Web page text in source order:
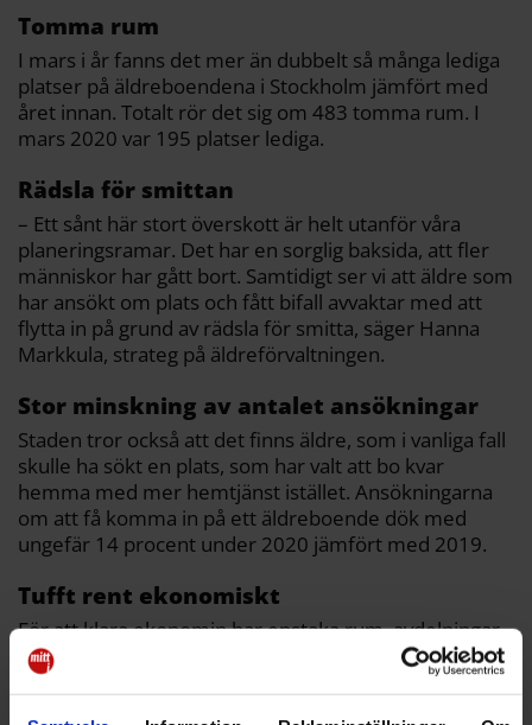
Tomma rum
I mars i år fanns det mer än dubbelt så många lediga
platser på äldreboendena i Stockholm jämfört med
året innan. Totalt rör det sig om 483 tomma rum. I
mars 2020 var 195 platser lediga.
Rädsla för smittan
– Ett sånt här stort överskott är helt utanför våra
planeringsramar. Det har en sorglig baksida, att fler
människor har gått bort. Samtidigt ser vi att äldre som
har ansökt om plats och fått bifall avvaktar med att
flytta in på grund av rädsla för smitta, säger Hanna
Markkula, strateg på äldreförvaltningen.
Stor minskning av antalet ansökningar
Staden tror också att det finns äldre, som i vanliga fall
skulle ha sökt en plats, som har valt att bo kvar
hemma med mer hemtjänst istället. Ansökningarna
om att få komma in på ett äldreboende dök med
ungefär 14 procent under 2020 jämfört med 2019.
Tufft rent ekonomiskt
För att klara ekonomin har enstaka rum, avdelningar
eller våningsplan stängts ner, om än bara tillfälligt. För
även om coronakrisen har slagit hårt mot